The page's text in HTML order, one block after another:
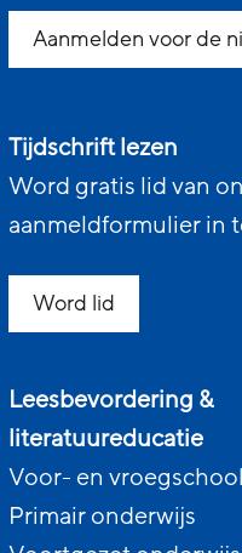
Aanmelden voor de
Tijdschrift lezen
Word gratis lid van
aanmeldformulier in
Word lid
Leesbevordering &
literatuureducatie
Voor- en
Primair onderwijs